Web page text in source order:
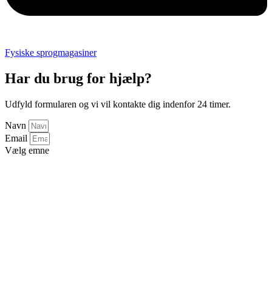
Fysiske sprogmagasiner
Har du brug for hjælp?
Udfyld formularen og vi vil kontakte dig indenfor 24 timer.
Navn
Email
Vælg emne